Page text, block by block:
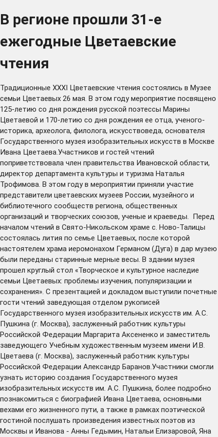
В регионе прошли 31-е
ежегодные Цветаевские
чтения
Традиционные XXXI Цветаевские чтения состоялись в Музее
семьи Цветаевых 26 мая. В этом году мероприятие посвящено
125-летию со дня рождения русской поэтессы Марины
Цветаевой и 170-летию со дня рождения ее отца, ученого-
историка, археолога, филолога, искусствоведа, основателя
Государственного музея изобразительных искусств в Москве
Ивана Цветаева.Участников и гостей чтений
поприветствовала член правительства Ивановской области,
директор департамента культуры и туризма Наталья
Трофимова. В этом году в мероприятии приняли участие
представители цветаевских музеев России, музейного и
библиотечного сообществ региона, общественных
организаций и творческих союзов, ученые и краеведы. Перед
началом чтений в Свято-Никольском храме с. Ново-Талицы
состоялась лития по семье Цветаевых, после которой
настоятелем храма иеромонахом Германом (Дуга) в дар музею
были переданы старинные мерные весы. В здании музея
прошел круглый стол «Творческое и культурное наследие
семьи Цветаевых: проблемы изучения, популяризации и
сохранения». С презентацией и докладом выступили почетные
гости чтений заведующая отделом рукописей
Государственного музея изобразительных искусств им. А.С.
Пушкина (г. Москва), заслуженный работник культуры
Российской Федерации Маргарита Аксененко и заместитель
заведующего Учебным художественным музеем имени И.В.
Цветаева (г. Москва), заслуженный работник культуры
Российской Федерации Александр Баранов.Участники смогли
узнать историю создания Государственного музея
изобразительных искусств им. А.С. Пушкина, более подробно
познакомиться с биографией Ивана Цветаева, основными
вехами его жизненного пути, а также в рамках поэтической
гостиной послушать произведения известных поэтов из
Москвы и Иванова - Анны Гедымин, Натальи Елизаровой, Яна